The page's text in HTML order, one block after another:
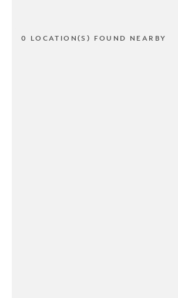
0 LOCATION(S) FOUND NEARBY